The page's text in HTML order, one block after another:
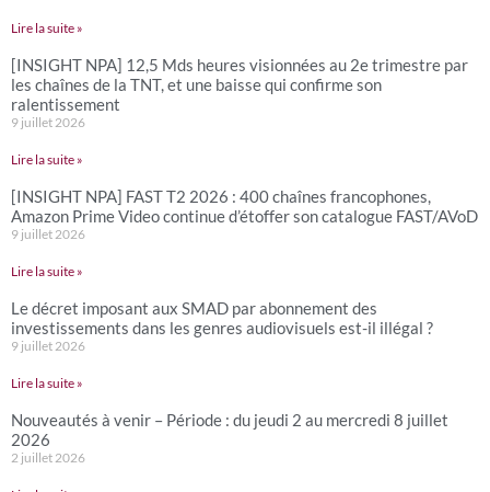
Lire la suite »
[INSIGHT NPA] 12,5 Mds heures visionnées au 2e trimestre par
les chaînes de la TNT, et une baisse qui confirme son
ralentissement
9 juillet 2026
Lire la suite »
[INSIGHT NPA] FAST T2 2026 : 400 chaînes francophones,
Amazon Prime Video continue d’étoffer son catalogue FAST/AVoD
9 juillet 2026
Lire la suite »
Le décret imposant aux SMAD par abonnement des
investissements dans les genres audiovisuels est-il illégal ?
9 juillet 2026
Lire la suite »
Nouveautés à venir – Période : du jeudi 2 au mercredi 8 juillet
2026
2 juillet 2026